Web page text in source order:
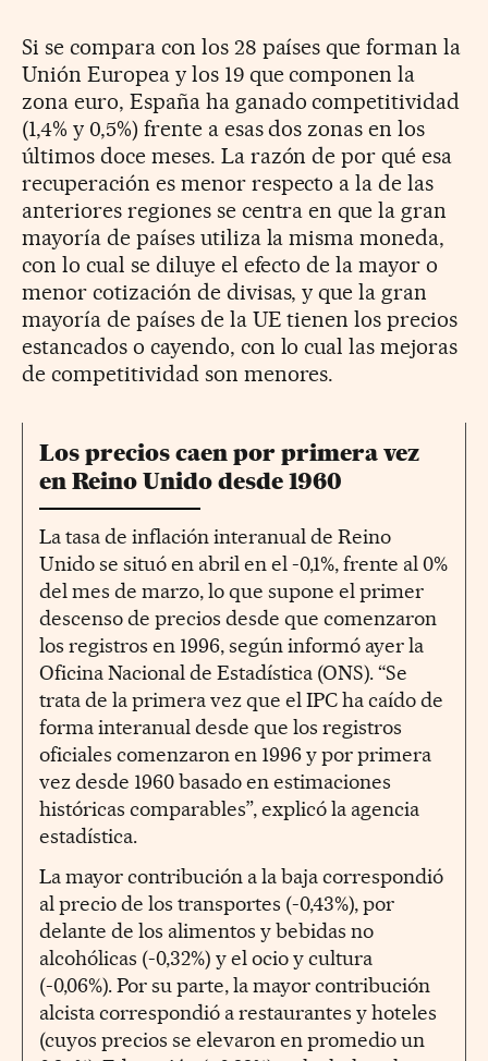
Si se compara con los 28 países que forman la
Unión Europea y los 19 que componen la
zona euro, España ha ganado competitividad
(1,4% y 0,5%) frente a esas dos zonas en los
últimos doce meses. La razón de por qué esa
recuperación es menor respecto a la de las
anteriores regiones se centra en que la gran
mayoría de países utiliza la misma moneda,
con lo cual se diluye el efecto de la mayor o
menor cotización de divisas, y que la gran
mayoría de países de la UE tienen los precios
estancados o cayendo, con lo cual las mejoras
de competitividad son menores.
Los precios caen por primera vez
en Reino Unido desde 1960
La tasa de inflación interanual de Reino
Unido se situó en abril en el -0,1%, frente al 0%
del mes de marzo, lo que supone el primer
descenso de precios desde que comenzaron
los registros en 1996, según informó ayer la
Oficina Nacional de Estadística (ONS). “Se
trata de la primera vez que el IPC ha caído de
forma interanual desde que los registros
oficiales comenzaron en 1996 y por primera
vez desde 1960 basado en estimaciones
históricas comparables”, explicó la agencia
estadística.
La mayor contribución a la baja correspondió
al precio de los transportes (-0,43%), por
delante de los alimentos y bebidas no
alcohólicas (-0,32%) y el ocio y cultura
(-0,06%). Por su parte, la mayor contribución
alcista correspondió a restaurantes y hoteles
(cuyos precios se elevaron en promedio un